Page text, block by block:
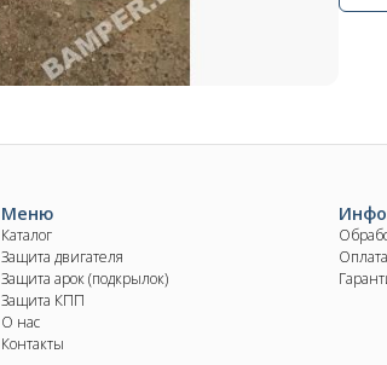
Меню
Каталог
Защита двигателя
Защита арок (подкрылок)
Защита КПП
О нас
Контакты